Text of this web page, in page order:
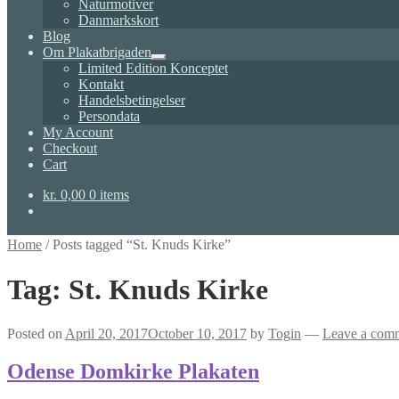
Naturmotiver
Danmarkskort
Blog
Om Plakatbrigaden
Expand
child
Limited Edition Konceptet
Kontakt
Handelsbetingelser
Persondata
My Account
Checkout
Cart
kr. 0,00 0 items
Home /Posts tagged “St. Knuds Kirke”
Tag: St. Knuds Kirke
Posted on April 20, 2017October 10, 2017 by Togin — Leave a
Odense Domkirke Plakaten